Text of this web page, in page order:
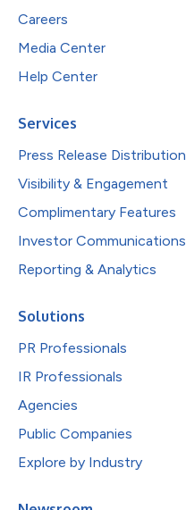
Careers
Media Center
Help Center
Services
Press Release Distribution
Visibility & Engagement
Complimentary Features
Investor Communications
Reporting & Analytics
Solutions
PR Professionals
IR Professionals
Agencies
Public Companies
Explore by Industry